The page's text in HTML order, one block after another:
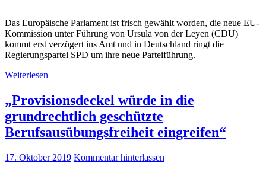
Das Europäische Parlament ist frisch gewählt worden, die neue EU-
Kommission unter Führung von Ursula von der Leyen (CDU)
kommt erst verzögert ins Amt und in Deutschland ringt die
Regierungspartei SPD um ihre neue Parteiführung.
Weiterlesen
„Provisionsdeckel würde in die
grundrechtlich geschützte
Berufsausübungsfreiheit eingreifen“
17. Oktober 2019 Kommentar hinterlassen